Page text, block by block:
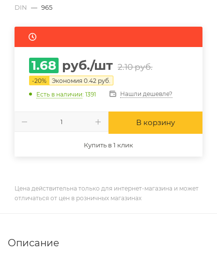
DIN
— 965
1.68 руб./шт 2.10руб.
-20% Экономия 0.42 руб.
Есть в наличии: 1391 Нашли дешевле?
В корзину
Купить в 1 клик
Цена действительна только для интернет-магазина и может
отличаться от цен в розничных магазинах
Описание